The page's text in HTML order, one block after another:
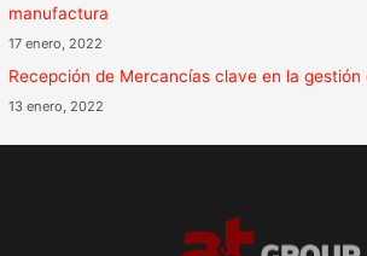
manufactura
17 enero, 2022
Recepción de Mercancías clave en la gestión
13 enero, 2022